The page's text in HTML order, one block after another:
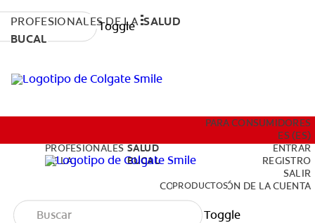
Toggle
EDUCACIÓN CONTINUA
PROFESIONALES DE LASALUD
BUCAL
PROFESIONALES
DE LA
SALUD
BUCAL
PARA CONSUMIDORES
ES (ES)
ENTRAR
REGISTRO
SALIR
CONFIGURACIÓN DE LA CUENTA
PRODUCTOS
Toggle